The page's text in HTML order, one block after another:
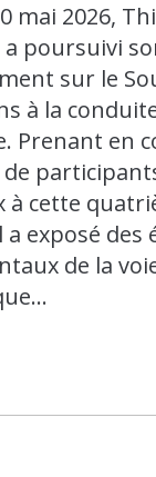
mai 2026,
a poursuivi
sur le
à la
Prenant en
de
à cette
a exposé des
de la